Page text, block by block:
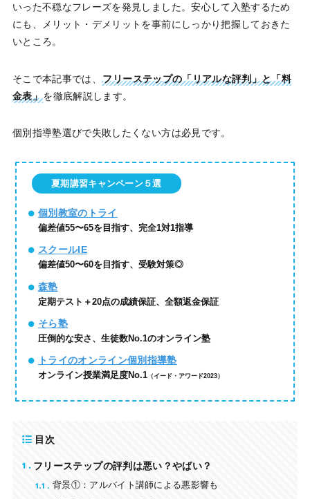
いった不穏なフレーズを発見しました。安心して入塾するため
にも、メリット・デメリットを事前にしっかり把握しておきた
いところ。
そこで本記事では、フリーステップの「リアルな評判」と「料
金表」を徹底解説します。
個別指導塾選びで失敗したくない方は必見です。
夏期講習キャンペーン５選
個別教室のトライ
偏差値55〜65を目指す、完全1対1指導
スクールIE
偏差値50〜60を目指す、受験対策◎
森塾
定期テスト＋20点の成績保証、全額返金保証
そら塾
圧倒的な安さ、生徒数No.1のオンライン塾
トライのオンライン個別指導塾
オンライン授業満足度No.1（イード・アワード2023）
目次
1 フリーステップの評判は悪い？やばい？
1.1
背景①：アルバイト講師による悪影響も